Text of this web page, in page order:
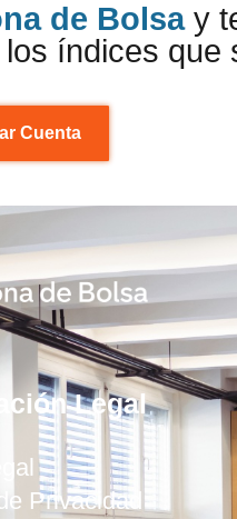
de Bolsay
índices que
Cuenta
Legal
Privacidad